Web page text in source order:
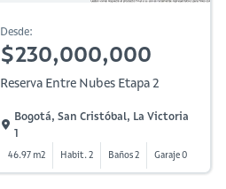
Desde:
$230,000,000
Reserva Entre Nubes Etapa 2
Bogotá, San Cristóbal, La Victoria
1
46.97 m2 Habit. 2 Baños 2 Garaje 0